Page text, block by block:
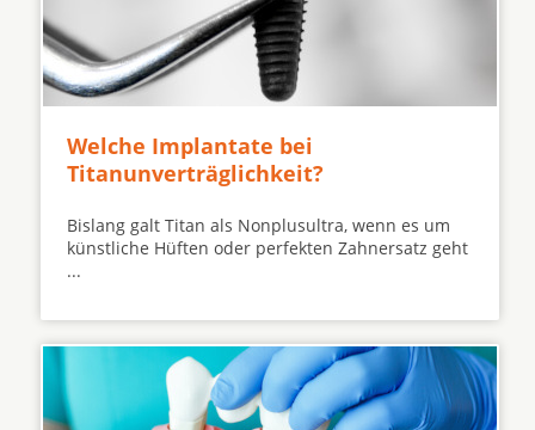
Welche Implantate bei
Titanunverträglichkeit?
Bislang galt Titan als Nonplusultra, wenn es um
künstliche Hüften oder perfekten Zahnersatz geht
...